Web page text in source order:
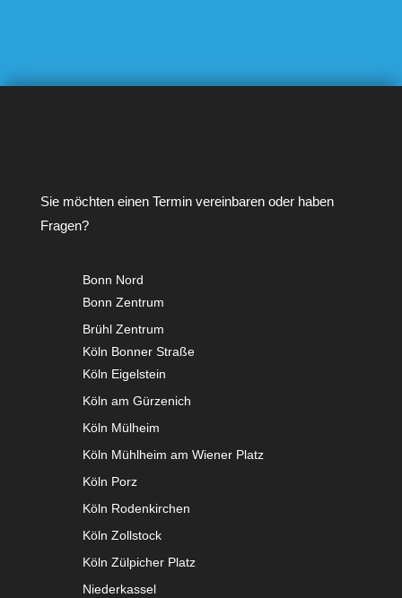
Sie möchten einen Termin vereinbaren oder haben
Fragen?
Bonn Nord
Bonn Zentrum
Brühl Zentrum
Köln Bonner Straße
Köln Eigelstein
Köln am Gürzenich
Köln Mülheim
Köln Mühlheim am Wiener Platz
Köln Porz
Köln Rodenkirchen
Köln Zollstock
Köln Zülpicher Platz
Niederkassel